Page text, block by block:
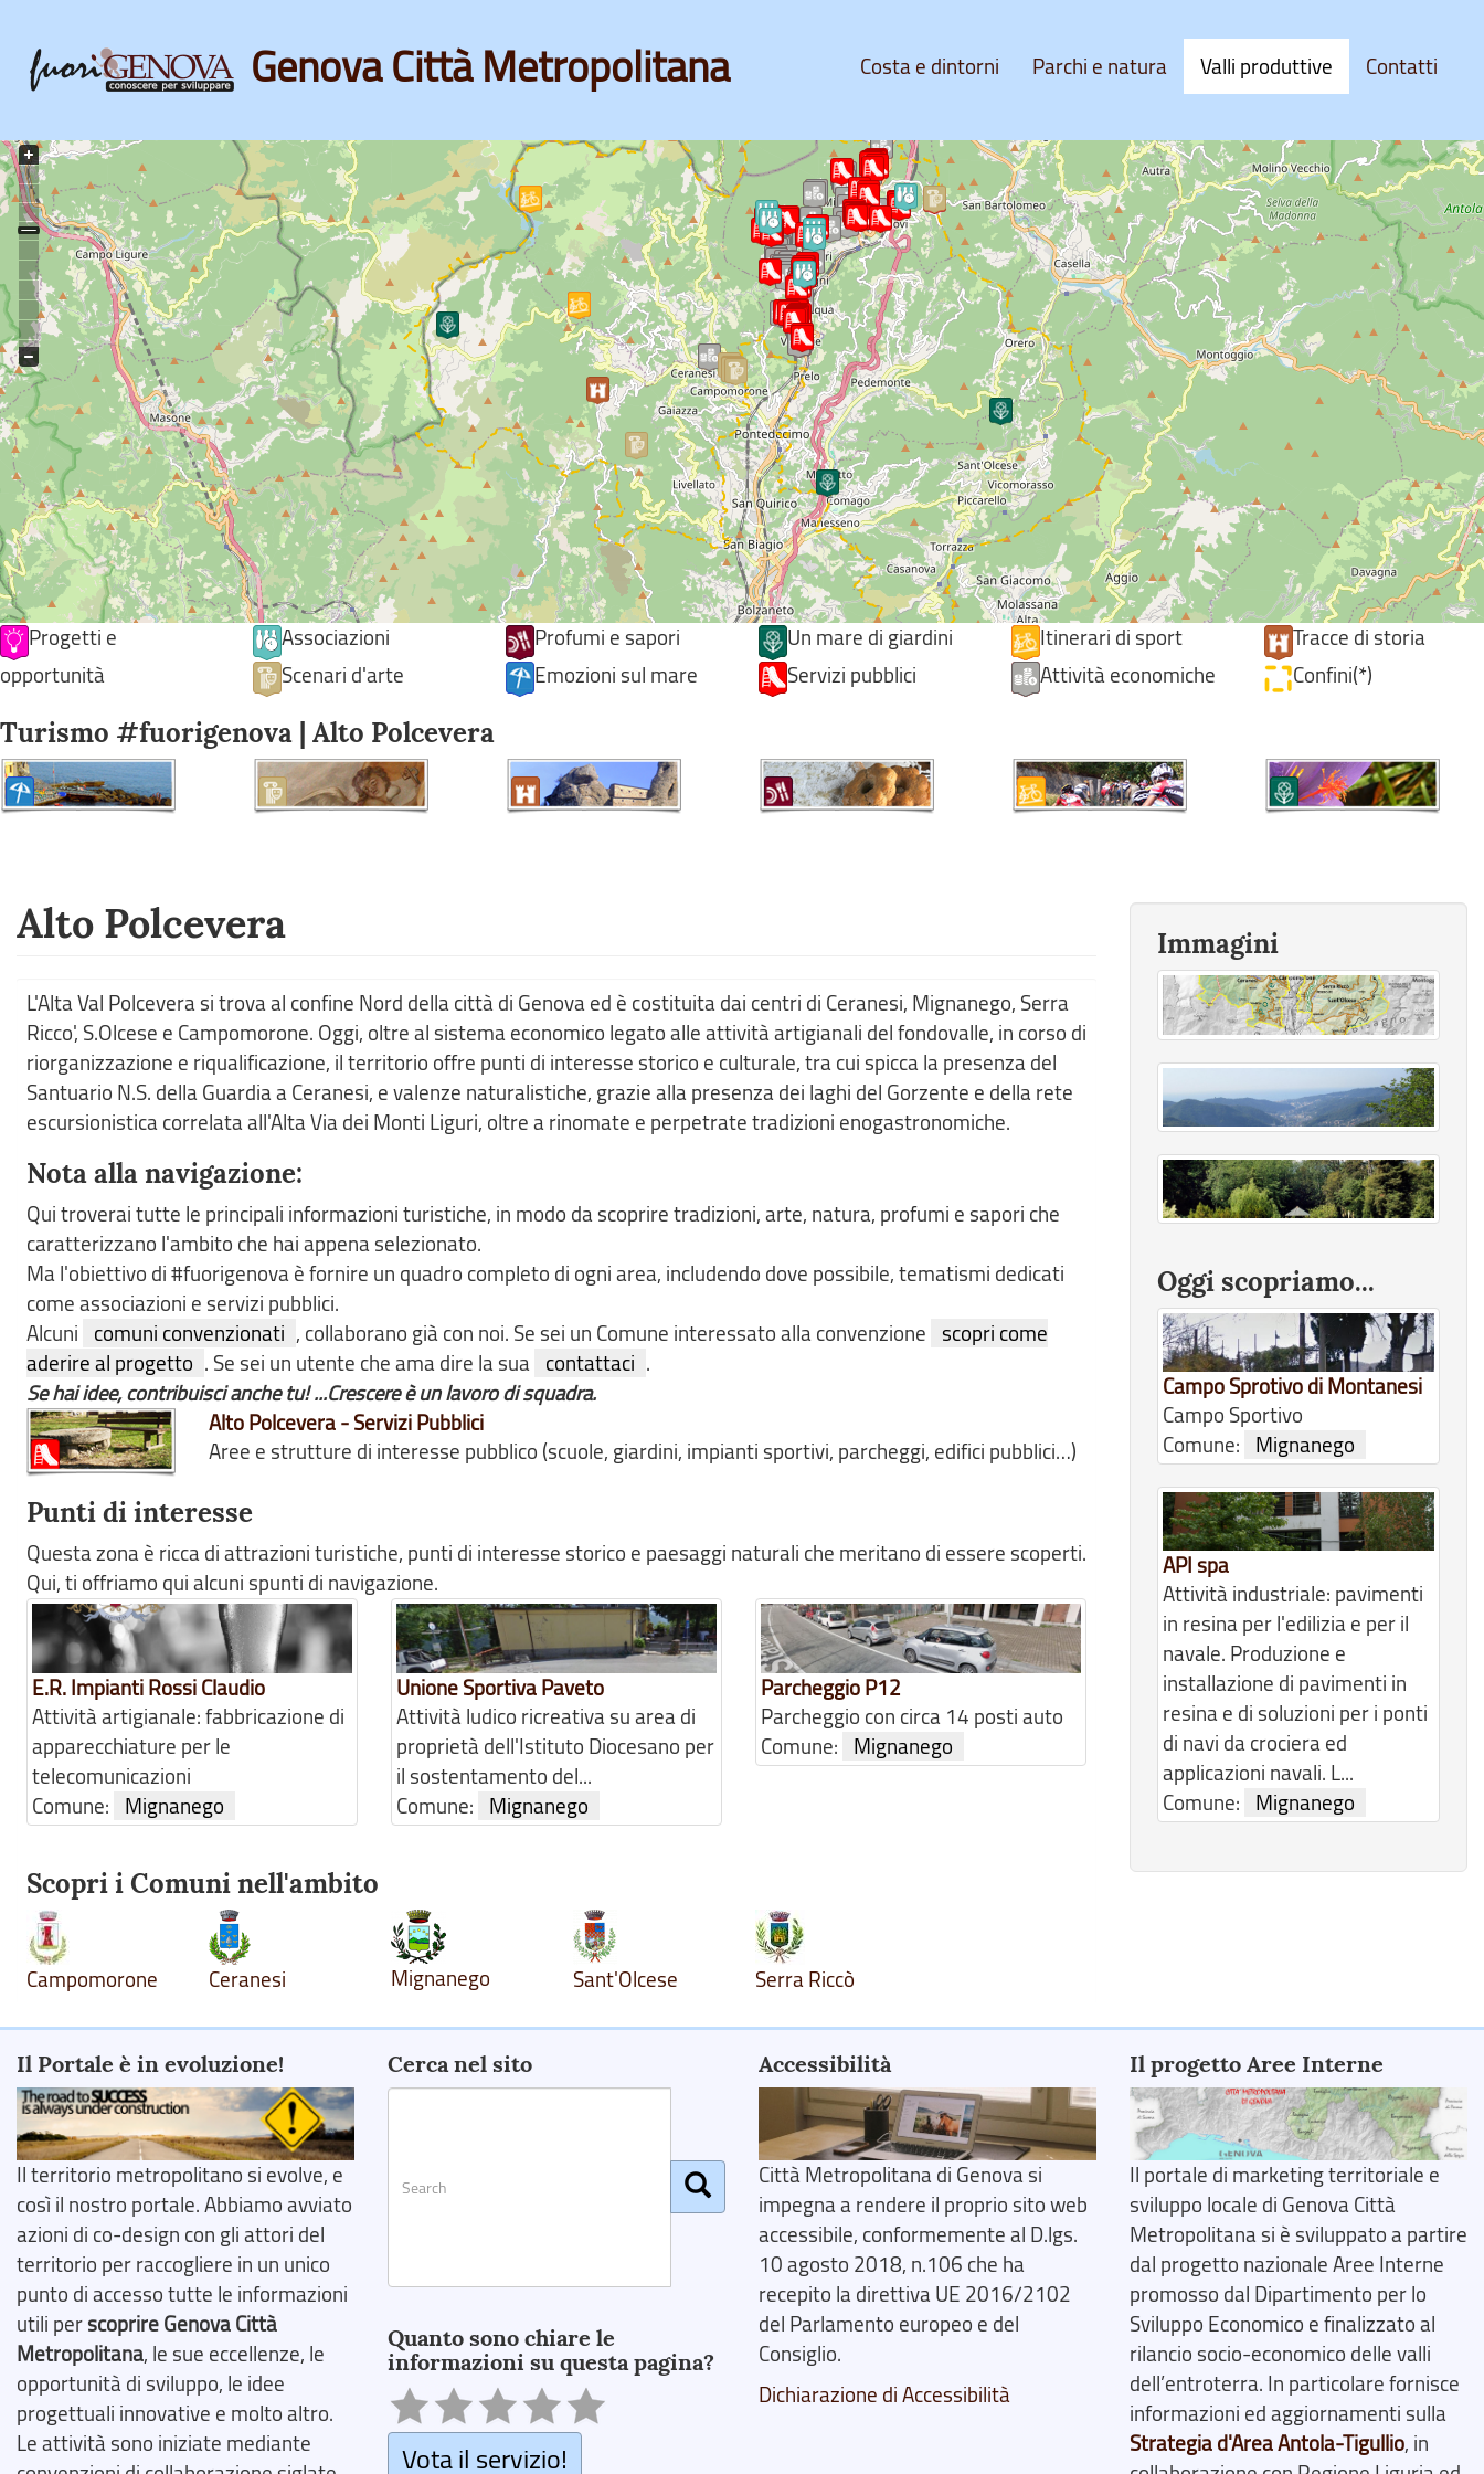
Skip
main
content
Genova Città Metropolitana Costa e dintorni Parchi e natura Valli produttive Contatti
Progetti e
opportunità
Associazioni Profumi e sapori Un mare di giardini Itinerari di sport
Tracce di storia
Scenari d'arte
Emozioni sul mare Servizi pubblici Attività economiche Confini(*)
Turismo #fuorigenova | Alto Polcevera
Alto Polcevera
L'Alta Val Polcevera si trova al confine Nord della città di Genova ed è costituita dai centri di Ceranesi, Mignanego, Serra
Ricco', S.Olcese e Campomorone. Oggi, oltre al sistema economico legato alle attività artigianali del fondovalle, in corso di
riorganizzazione e riqualificazione, il territorio offre punti di interesse storico e culturale, tra cui spicca la presenza del
Santuario N.S. della Guardia a Ceranesi, e valenze naturalistiche, grazie alla presenza dei laghi del Gorzente e della rete
escursionistica correlata all'Alta Via dei Monti Liguri, oltre a rinomate e perpetrate tradizioni enogastronomiche.
Nota alla navigazione:
Qui troverai tutte le principali informazioni turistiche, in modo da scoprire tradizioni, arte, natura, profumi e sapori che
caratterizzano l'ambito che hai appena selezionato.
Ma l'obiettivo di #fuorigenova è fornire un quadro completo di ogni area, includendo dove possibile, tematismi dedicati
come associazioni e servizi pubblici.
Alcuni
comuni convenzionati , collaborano già con noi. Se sei un Comune interessato alla convenzione scopri come
aderire al progetto . Se sei un utente che ama dire la sua contattaci .
Se hai idee, contribuisci anche tu! ...Crescere è un lavoro di squadra.
Alto Polcevera - Servizi Pubblici
Aree e strutture di interesse pubblico (scuole, giardini, impianti sportivi, parcheggi, edifici pubblici…)
Punti di interesse
Questa zona è ricca di attrazioni turistiche, punti di interesse storico e paesaggi naturali che meritano di essere scoperti.
Qui, ti offriamo qui alcuni spunti di navigazione.
E.R. Impianti Rossi Claudio
Attività artigianale: fabbricazione di
apparecchiature per le
telecomunicazioni
Comune:
Mignanego
Unione Sportiva Paveto
Attività ludico ricreativa su area di
proprietà dell'Istituto Diocesano per
il sostentamento del...
Comune:
Mignanego
Parcheggio P12
Parcheggio con circa 14 posti auto
Comune:
Mignanego
Scopri i Comuni nell'ambito
Campomorone Ceranesi Mignanego Sant'Olcese Serra Riccò
Immagini
Oggi scopriamo...
Campo Sprotivo di Montanesi
Campo Sportivo
Comune:
Mignanego
API spa
Attività industriale: pavimenti
in resina per l'edilizia e per il
navale. Produzione e
installazione di pavimenti in
resina e di soluzioni per i ponti
di navi da crociera ed
applicazioni navali. L...
Comune:
Mignanego
Il Portale è in evoluzione!
Il territorio metropolitano si evolve, e
così il nostro portale. Abbiamo avviato
azioni di co-design con gli attori del
territorio per raccogliere in un unico
punto di accesso tutte le informazioni
utili perscoprire Genova Città
Metropolitana, le sue eccellenze, le
opportunità di sviluppo, le idee
progettuali innovative e molto altro.
Le attività sono iniziate mediante
Cerca nel sito
Quanto sono chiare le
informazioni su questa pagina?
Vota il servizio!
Accessibilità
Città Metropolitana di Genova si
impegna a rendere il proprio sito web
accessibile, conformemente al D.lgs.
10 agosto 2018, n.106 che ha
recepito la direttiva UE 2016/2102
del Parlamento europeo e del
Consiglio.
Dichiarazione di Accessibilità
Il progetto Aree Interne
Il portale di marketing territoriale e
sviluppo locale di Genova Città
Metropolitana si è sviluppato a partire
dal progetto nazionale Aree Interne
promosso dal Dipartimento per lo
Sviluppo Economico e finalizzato al
rilancio socio-economico delle valli
dell’entroterra. In particolare fornisce
informazioni ed aggiornamenti sulla
Strategia d'Area Antola-Tigullio, in